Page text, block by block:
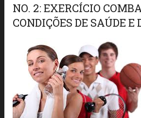
NO. 2: EXERCÍCIO
CONDIÇÕES DE SAÚDE E